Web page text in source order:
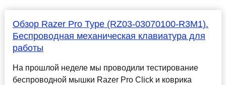
Обзор Razer Pro Type (RZ03-03070100-R3M1).
Беспроводная механическая клавиатура для
работы
На прошлой неделе мы проводили тестирование
беспроводной мышки Razer Pro Click и коврика